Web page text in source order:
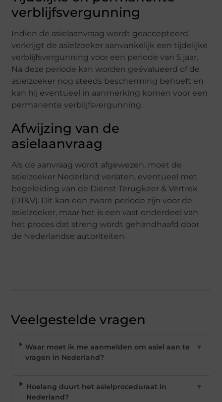
verblijfsvergunning
Indien de asielaanvraag wordt geaccepteerd,
verkrijgt de asielzoeker aanvankelijk een tijdelijke
verblijfsvergunning voor een periode van 5 jaar.
Na deze periode kan worden geëvalueerd of de
asielzoeker nog steeds bescherming behoeft en
kan hij eventueel in aanmerking komen voor een
permanente verblijfsvergunning.
Afwijzing van de
asielaanvraag
Als de aanvraag wordt afgewezen, moet de
asielzoeker Nederland verlaten, eventueel met
begeleiding van de Dienst Terugkeer & Vertrek
(DT&V). Dit kan een zware periode zijn voor de
asielzoeker, maar het is een vast onderdeel van
het proces dat streng wordt gehandhaafd door
de Nederlandse autoriteiten.
Veelgestelde vragen
Waar moet ik me aanmelden om asiel aan te
vragen in Nederland?
▼
Hoelang duurt het asielproceduraat in
Nederland?
▼